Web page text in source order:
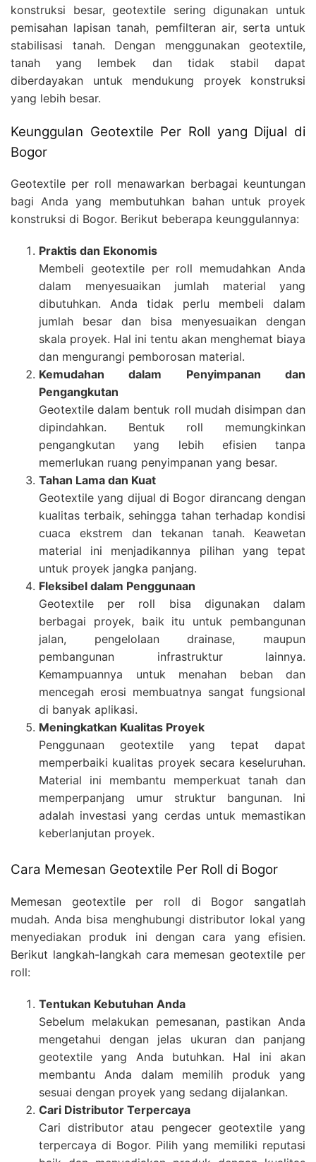
konstruksi besar, geotextile sering digunakan untuk
pemisahan lapisan tanah, pemfilteran air, serta untuk
stabilisasi tanah. Dengan menggunakan geotextile,
tanah yang lembek dan tidak stabil dapat
diberdayakan untuk mendukung proyek konstruksi
yang lebih besar.
Keunggulan Geotextile Per Roll yang Dijual di
Bogor
Geotextile per roll menawarkan berbagai keuntungan
bagi Anda yang membutuhkan bahan untuk proyek
konstruksi di Bogor. Berikut beberapa keunggulannya:
Praktis dan Ekonomis
Membeli geotextile per roll memudahkan Anda
dalam menyesuaikan jumlah material yang
dibutuhkan. Anda tidak perlu membeli dalam
jumlah besar dan bisa menyesuaikan dengan
skala proyek. Hal ini tentu akan menghemat biaya
dan mengurangi pemborosan material.
Kemudahan dalam Penyimpanan dan
Pengangkutan
Geotextile dalam bentuk roll mudah disimpan dan
dipindahkan. Bentuk roll memungkinkan
pengangkutan yang lebih efisien tanpa
memerlukan ruang penyimpanan yang besar.
Tahan Lama dan Kuat
Geotextile yang dijual di Bogor dirancang dengan
kualitas terbaik, sehingga tahan terhadap kondisi
cuaca ekstrem dan tekanan tanah. Keawetan
material ini menjadikannya pilihan yang tepat
untuk proyek jangka panjang.
Fleksibel dalam Penggunaan
Geotextile per roll bisa digunakan dalam
berbagai proyek, baik itu untuk pembangunan
jalan, pengelolaan drainase, maupun
pembangunan infrastruktur lainnya.
Kemampuannya untuk menahan beban dan
mencegah erosi membuatnya sangat fungsional
di banyak aplikasi.
Meningkatkan Kualitas Proyek
Penggunaan geotextile yang tepat dapat
memperbaiki kualitas proyek secara keseluruhan.
Material ini membantu memperkuat tanah dan
memperpanjang umur struktur bangunan. Ini
adalah investasi yang cerdas untuk memastikan
keberlanjutan proyek.
Cara Memesan Geotextile Per Roll di Bogor
Memesan geotextile per roll di Bogor sangatlah
mudah. Anda bisa menghubungi distributor lokal yang
menyediakan produk ini dengan cara yang efisien.
Berikut langkah-langkah cara memesan geotextile per
roll:
Tentukan Kebutuhan Anda
Sebelum melakukan pemesanan, pastikan Anda
mengetahui dengan jelas ukuran dan panjang
geotextile yang Anda butuhkan. Hal ini akan
membantu Anda dalam memilih produk yang
sesuai dengan proyek yang sedang dijalankan.
Cari Distributor Terpercaya
Cari distributor atau pengecer geotextile yang
terpercaya di Bogor. Pilih yang memiliki reputasi